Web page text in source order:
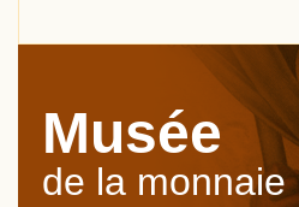
Musée
de la monnaie